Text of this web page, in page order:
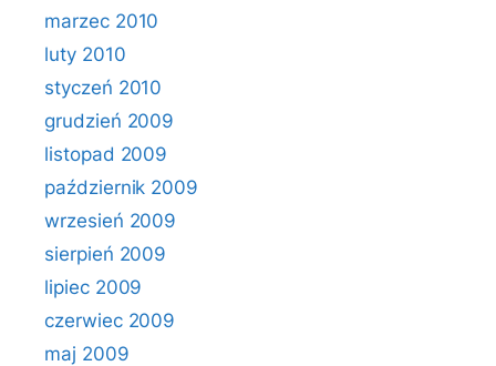
marzec 2010
luty 2010
styczeń 2010
grudzień 2009
listopad 2009
październik 2009
wrzesień 2009
sierpień 2009
lipiec 2009
czerwiec 2009
maj 2009